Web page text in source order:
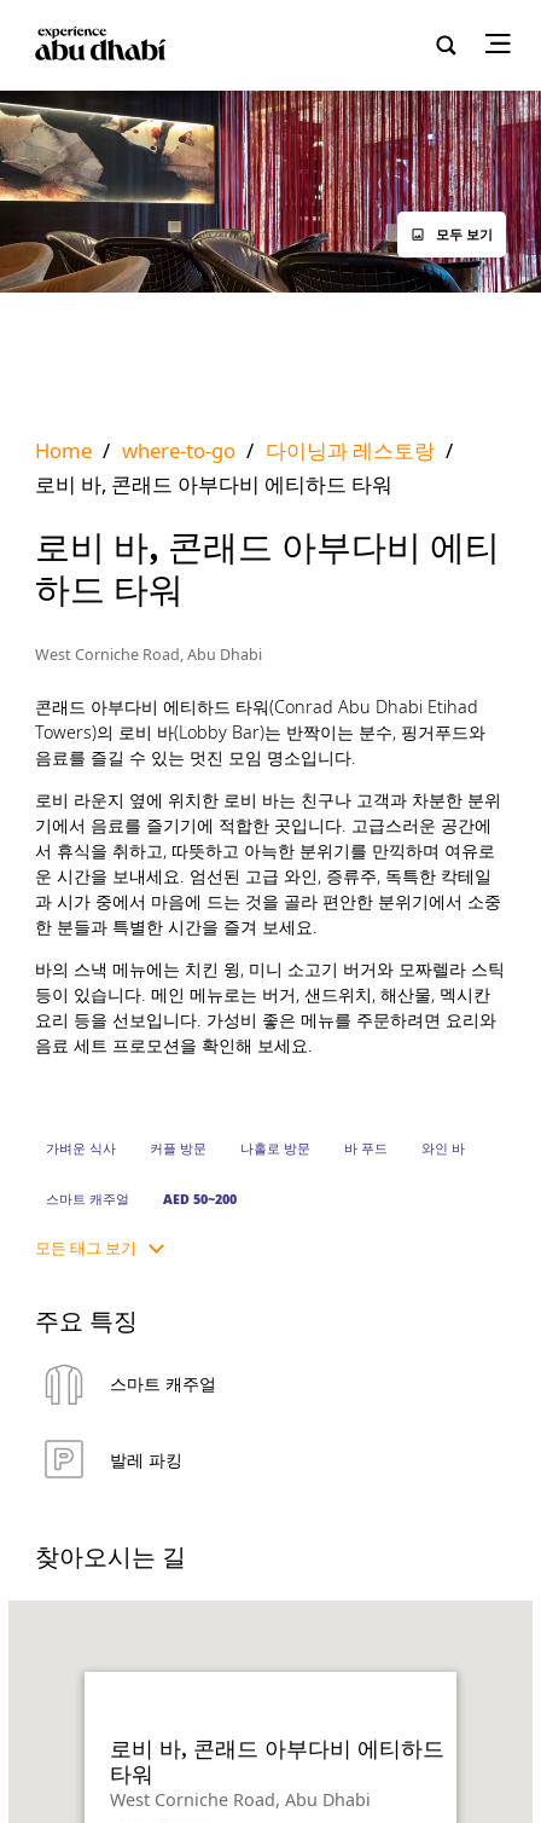
모두 보기
Home / where-to-go / 다이닝과 레스토랑 /
로비 바, 콘래드 아부다비 에티하드 타워
로비 바, 콘래드 아부다비 에티
하드 타워
West Corniche Road, Abu Dhabi
콘래드 아부다비 에티하드 타워(Conrad Abu Dhabi Etihad
Towers)의 로비 바(Lobby Bar)는 반짝이는 분수, 핑거푸드와
음료를 즐길 수 있는 멋진 모임 명소입니다.
로비 라운지 옆에 위치한 로비 바는 친구나 고객과 차분한 분위
기에서 음료를 즐기기에 적합한 곳입니다. 고급스러운 공간에
서 휴식을 취하고, 따뜻하고 아늑한 분위기를 만끽하며 여유로
운 시간을 보내세요. 엄선된 고급 와인, 증류주, 독특한 칵테일
과 시가 중에서 마음에 드는 것을 골라 편안한 분위기에서 소중
한 분들과 특별한 시간을 즐겨 보세요.
바의 스낵 메뉴에는 치킨 윙, 미니 소고기 버거와 모짜렐라 스틱
등이 있습니다. 메인 메뉴로는 버거, 샌드위치, 해산물, 멕시칸
요리 등을 선보입니다. 가성비 좋은 메뉴를 주문하려면 요리와
음료 세트 프로모션을 확인해 보세요.
가벼운 식사 커플 방문 나홀로 방문 바 푸드 와인 바
스마트 캐주얼 AED 50~200
모든 태그 보기
주요 특징
스마트 캐주얼
발레 파킹
찾아오시는 길
로비 바, 콘래드 아부다비 에티하드
타워
West Corniche Road, Abu Dhabi